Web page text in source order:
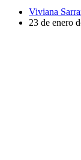
Viviana
23 de enero